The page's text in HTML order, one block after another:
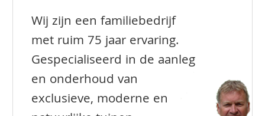
Wij zijn een familiebedrijf
met ruim 75 jaar ervaring.
Gespecialiseerd in de aanleg
en onderhoud van
exclusieve, moderne en